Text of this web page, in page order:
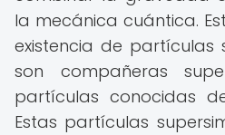
la mecánica cuántica.
existencia de partículas
son compañeras
partículas conocidas
Estas partículas